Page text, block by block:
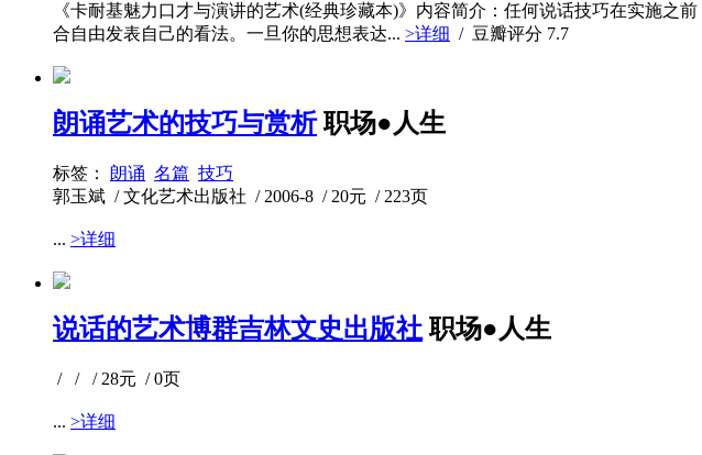
《卡耐基魅力口才与演讲的艺术(经典珍藏本)》内容简介：任何说话技巧在实施
合自由发表自己的看法。一旦你的思想表达... >详细 / 豆瓣评分 7.7
朗诵艺术的技巧与赏析 职场●人生
标签： 朗诵 名篇 技巧
郭玉斌 / 文化艺术出版社 / 2006-8 / 20元 / 223页
... >详细
说话的艺术博群吉林文史出版社 职场●人生
/ / / 28元 / 0页
... >详细